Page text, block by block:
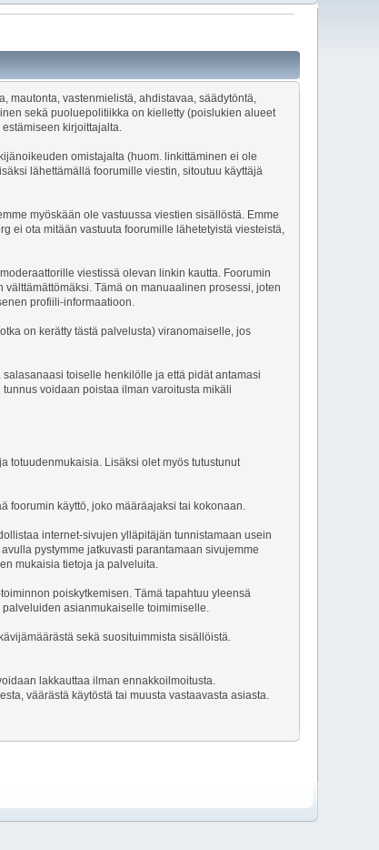
mautonta, vastenmielistä, ahdistavaa, säädytöntä,
sekä puoluepolitiikka on kielletty (poislukien alueet
kirjoittajalta.
omistajalta (huom. linkittäminen ei ole
lähettämällä foorumille viestin, sitoutuu käyttäjä
myöskään ole vastuussa viestien sisällöstä. Emme
ei ota mitään vastuuta foorumille lähetetyistä viesteistä,
viestissä olevan linkin kautta. Foorumin
Tämä on manuaalinen prosessi, joten
profiili-informaatioon.
on kerätty tästä palvelusta) viranomaiselle, jos
toiselle henkilölle ja että pidät antamasi
voidaan poistaa ilman varoitusta mikäli
totuudenmukaisia. Lisäksi olet myös tutustunut
foorumin käyttö, joko määräajaksi tai kokonaan.
internet-sivujen ylläpitäjän tunnistamaan usein
pystymme jatkuvasti parantamaan sivujemme
mukaisia tietoja ja palveluita.
poiskytkemisen. Tämä tapahtuu yleensä
asianmukaiselle toimimiselle.
sekä suosituimmista sisällöistä.
lakkauttaa ilman ennakkoilmoitusta.
väärästä käytöstä tai muusta vastaavasta asiasta.